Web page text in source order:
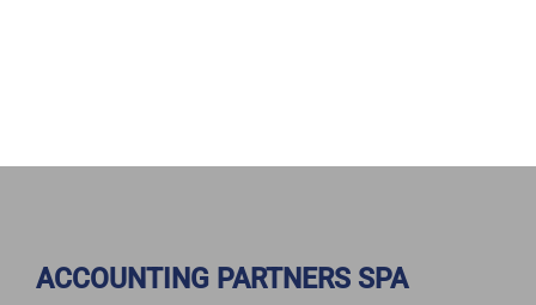
ACCOUNTING PARTNERS SPA